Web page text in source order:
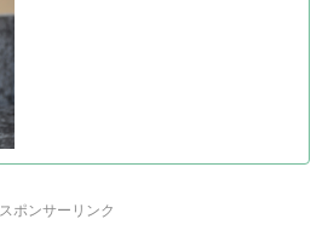
スポンサーリンク